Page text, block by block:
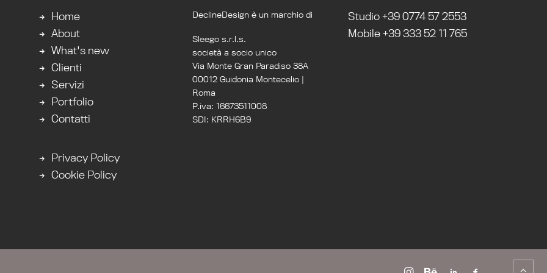
Home
About
What's new
Clienti
Servizi
Portfolio
Contatti
Privacy Policy
Cookie Policy
DeclineDesign è un marchio di
Sleego s.r.l.s.
società a socio unico
Via Monte Gran Paradiso 38A
00012 Guidonia Montecelio |
Roma
P.iva: 16673511008
SDI: KRRH6B9
Studio +39 0774 57 2553
Mobile +39 333 52 11 765